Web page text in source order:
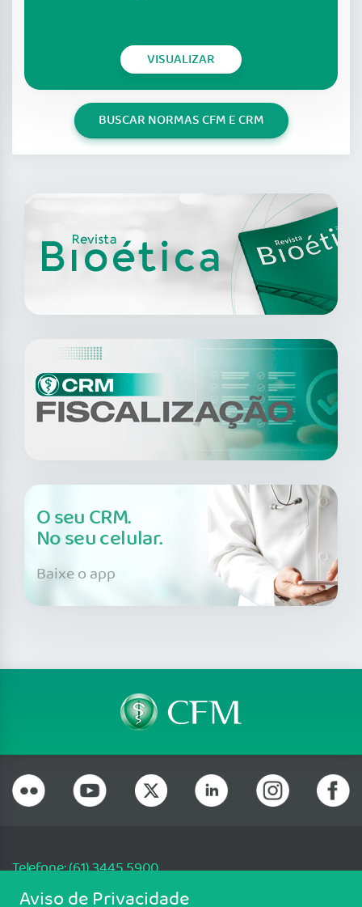
VISUALIZAR
BUSCAR NORMAS CFM E CRM
O seu CRM.
No seu celular.
Baixe o app
Telefone: (61) 3445 5900
Email: cfm@portalmedico.org.br
Aviso de Privacidade